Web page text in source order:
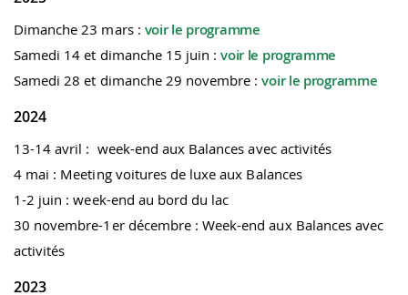
Dimanche 23 mars : voir le programme
Samedi 14 et dimanche 15 juin :voir le programme
Samedi 28 et dimanche 29 novembre :voir le programme
2024
13-14 avril : week-end aux Balances avec activités
4 mai : Meeting voitures de luxe aux Balances
1-2 juin : week-end au bord du lac
30 novembre-1er décembre : Week-end aux Balances avec
activités
2023